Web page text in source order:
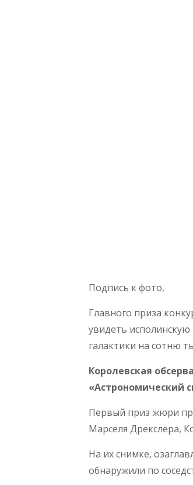
Подпись к фото,
Главного приза
увидеть
галактики на сотню
Королевская
«Астрономический
Первый приз жюри
Марселя Дрекслера,
На их снимке,
обнаружили по